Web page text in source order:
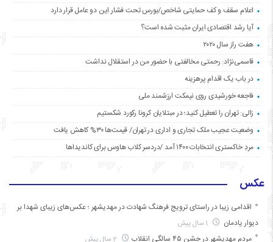
اعلام سقف و کف حمایتی شاخص/بورس تحت فشار این دو عامل قرار دارد
آیا رشد اقتصادی ایران مثبت شده است؟
هفت راز سال ۲۰۲۰
قاسمی‌نژاد: رحمتی مخالفتی با حضور من در استقلال نداشت
در باب یک اقدام پرهزینه
فاجعه خورشیدی روی نیمکت ارزشمند ملی
زالی: تهران را تعطیل کنید؛ در مبتلایان کرونا رکورد شکستیم
وضعیت عجیب ملک تجاری و اداری در تهران/ قیمت‌ها ۳۰% کاهش یافت
مردِ خاکستری انتخابات ۱۴۰۰ آمد /دردسر کلاب هاوس برای کاندیداها
عکس
اقدامی زیبا در راستای ترویج فرهنگ شهادت در مهدیشهر ؛ عکس‌های زیبای شهدا بر
دیوار یادمان
مردم مهدیشهر در جشن ۴۵ سالگیِ انقلاب